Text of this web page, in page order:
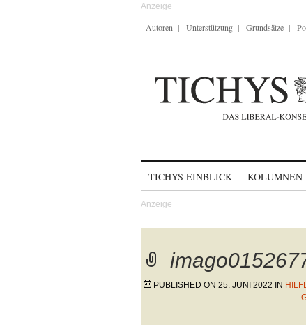
Autoren Unterstützung Grundsätze
TICHYS EINBLICK KOLUMNEN
PUBLISHED ON 25. JUNI 2022 IN